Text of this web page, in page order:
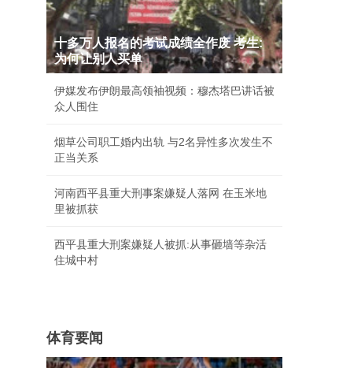
十多万人报名的考试成绩全作废 考生:
为何让别人买单
伊媒发布伊朗最高领袖视频：穆杰塔巴讲话被
众人围住
烟草公司职工婚内出轨 与2名异性多次发生不
正当关系
河南西平县重大刑事案嫌疑人落网 在玉米地
里被抓获
西平县重大刑案嫌疑人被抓:从事砸墙等杂活
住城中村
体育要闻